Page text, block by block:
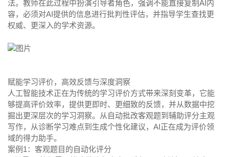
法。教师在此过程中扮演引导者角色，强调不能直接复制AI内
容，必须对AI提供的信息进行批判性评估，并指导学生查找更
权威、更深入的学术资源。
赋能学习评价，高效反馈与深度洞察
人工智能技术正在为传统的学习评价方式带来深刻变革，它能
够提高评价效率，提供更即时、更细致的反馈，并从数据中挖
掘出更深层次的学习洞察。从自动批改客观题到辅助评分主观
写作，从诊断学习难点到生成个性化建议，AI正在成为评价领
域的得力助手。
案例1：客观题目的自动化评分